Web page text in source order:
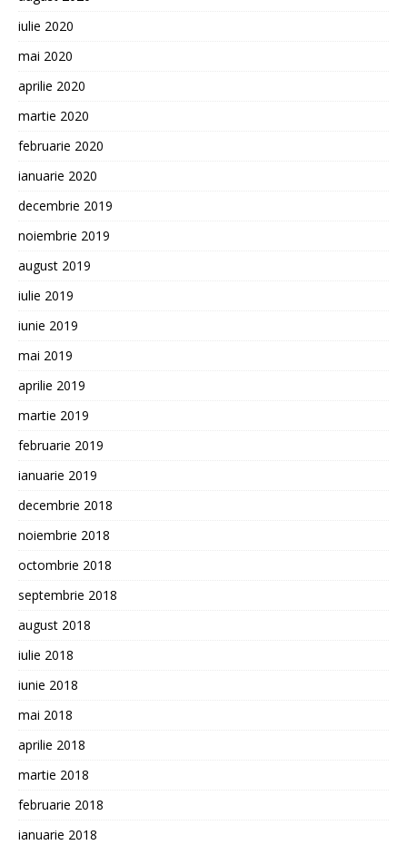
iulie 2020
mai 2020
aprilie 2020
martie 2020
februarie 2020
ianuarie 2020
decembrie 2019
noiembrie 2019
august 2019
iulie 2019
iunie 2019
mai 2019
aprilie 2019
martie 2019
februarie 2019
ianuarie 2019
decembrie 2018
noiembrie 2018
octombrie 2018
septembrie 2018
august 2018
iulie 2018
iunie 2018
mai 2018
aprilie 2018
martie 2018
februarie 2018
ianuarie 2018